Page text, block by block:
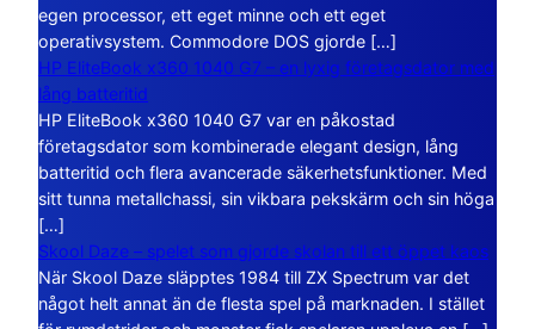
egen processor, ett eget minne och ett eget
operativsystem. Commodore DOS gjorde […]
HP EliteBook x360 1040 G7 – en lyxig företagsdator med
lång batteritid
HP EliteBook x360 1040 G7 var en påkostad
företagsdator som kombinerade elegant design, lång
batteritid och flera avancerade säkerhetsfunktioner. Med
sitt tunna metallchassi, sin vikbara pekskärm och sin höga
[…]
Skool Daze – spelet som gjorde skolan till ett öppet kaos
När Skool Daze släpptes 1984 till ZX Spectrum var det
något helt annat än de flesta spel på marknaden. I stället